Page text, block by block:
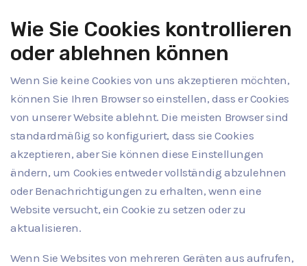
Wie Sie Cookies kontrollieren
oder ablehnen können
Wenn Sie keine Cookies von uns akzeptieren möchten,
können Sie Ihren Browser so einstellen, dass er Cookies
von unserer Website ablehnt. Die meisten Browser sind
standardmäßig so konfiguriert, dass sie Cookies
akzeptieren, aber Sie können diese Einstellungen
ändern, um Cookies entweder vollständig abzulehnen
oder Benachrichtigungen zu erhalten, wenn eine
Website versucht, ein Cookie zu setzen oder zu
aktualisieren.
Wenn Sie Websites von mehreren Geräten aus aufrufen,